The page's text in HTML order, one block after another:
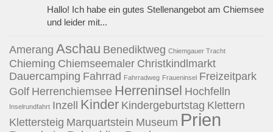
Hallo! Ich habe ein gutes Stellenangebot am Chiemsee
und leider mit...
Amerang Aschau Benediktweg Chiemgauer Tracht
Chieming Chiemseemaler Christkindlmarkt
Dauercamping Fahrrad Fahrradweg Fraueninsel Freizeitpark
Golf Herrenchiemsee Herreninsel Hochfelln
Inselrundfahrt Inzell Kinder Kindergeburtstag Klettern
Klettersteig Marquartstein Museum Prien